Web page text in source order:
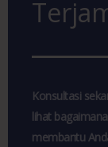
Konsultasi
lihat
membantu